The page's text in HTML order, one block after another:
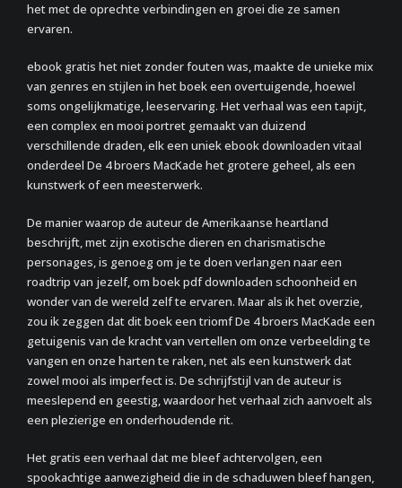
het met de oprechte verbindingen en groei die ze samen
ervaren.
ebook gratis het niet zonder fouten was, maakte de unieke mix
van genres en stijlen in het boek een overtuigende, hoewel
soms ongelijkmatige, leeservaring. Het verhaal was een tapijt,
een complex en mooi portret gemaakt van duizend
verschillende draden, elk een uniek ebook downloaden vitaal
onderdeel De 4 broers MacKade het grotere geheel, als een
kunstwerk of een meesterwerk.
De manier waarop de auteur de Amerikaanse heartland
beschrijft, met zijn exotische dieren en charismatische
personages, is genoeg om je te doen verlangen naar een
roadtrip van jezelf, om boek pdf downloaden schoonheid en
wonder van de wereld zelf te ervaren. Maar als ik het overzie,
zou ik zeggen dat dit boek een triomf De 4 broers MacKade een
getuigenis van de kracht van vertellen om onze verbeelding te
vangen en onze harten te raken, net als een kunstwerk dat
zowel mooi als imperfect is. De schrijfstijl van de auteur is
meeslepend en geestig, waardoor het verhaal zich aanvoelt als
een plezierige en onderhoudende rit.
Het gratis een verhaal dat me bleef achtervolgen, een
spookachtige aanwezigheid die in de schaduwen bleef hangen,